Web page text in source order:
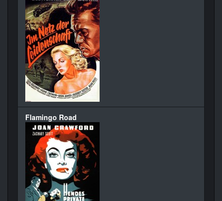
Flamingo Road